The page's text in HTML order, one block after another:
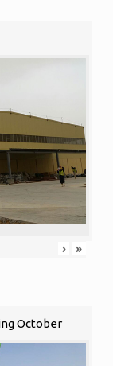
› »
October